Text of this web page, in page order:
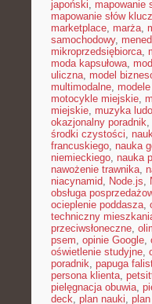
japoński, mapowanie
mapowanie słów
marketplace, marża,
samochodowy,
mikroprzedsiębiorca,
moda kapsułowa,
uliczna, model
multimodalne,
motocykle miejskie,
miejskie, muzyka
okazjonalny poradnik,
środki czystości,
francuskiego, nauka
niemieckiego, nauka
nawożenie trawnika,
niacynamid, Node.js,
obsługa
ocieplenie poddasza,
techniczny
przeciwsłoneczne,
psem, opinie Google,
oświetlenie studyjne,
poradnik, papuga
persona klienta,
pielęgnacja obuwia,
deck, plan nauki,